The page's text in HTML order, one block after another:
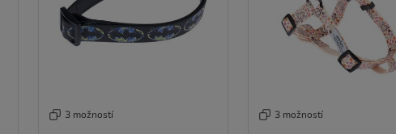
3 možností 3 možností